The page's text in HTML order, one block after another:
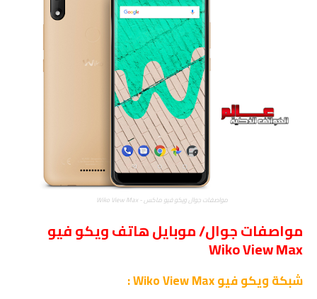
مواصفات جوال ويكو فيو ماكس - Wiko View Max
مواصفات جوال/ موبايل هاتف ويكو فيو
Wiko View Max
شبكةويكو فيو Wiko View Max :